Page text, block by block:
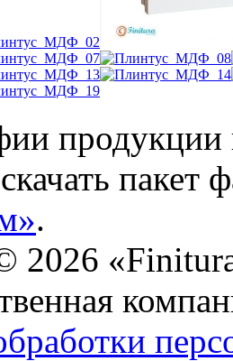
продукции
пакет
.
2026